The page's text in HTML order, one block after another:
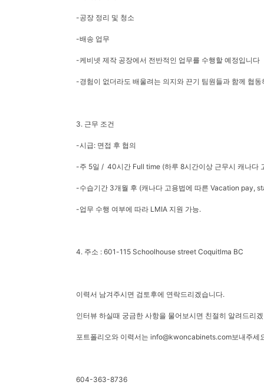
-공장 정리 및 청소
-배송 업무
-케비넷 제작 공장에서 전반적인 업무를 수행할 예정입니다
-경험이 없더라도 배울려는 의지와 끈기 팀원들과 함께 협
3. 근무 조건
-시급: 면접 후 협의
-주 5일 / 40시간 Full time (하루 8시간이상 근무시 캐나다
-수습기간 3개월 후 (캐나다 고용법에 따른 Vacation pay,
-업무 수행 여부에 따라 LMIA 지원 가능.
4. 주소 : 601-115 Schoolhouse street Coquitlma BC
이력서 남겨주시면 검토후에 연락드리겠습니다.
인터뷰 하실때 궁금한 사항을 물어보시면 친절히 알려드리
포트폴리오와 이력서는 info@kwoncabinets.com보내주세
604-363-8736